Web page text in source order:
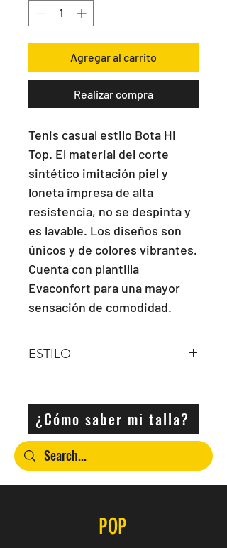
Agregar al carrito
Realizar compra
Tenis casual estilo Bota Hi
Top. El material del corte
sintético imitación piel y
loneta impresa de alta
resistencia, no se despinta y
es lavable. Los diseños son
únicos y de colores vibrantes.
Cuenta con plantilla
Evaconfort para una mayor
sensación de comodidad.
ESTILO
¿Cómo saber mi talla?
POP